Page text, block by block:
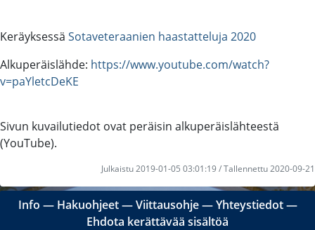
Keräyksessä Sotaveteraanien haastatteluja 2020
Alkuperäislähde: https://www.youtube.com/watch?
v=paYletcDeKE
Sivun kuvailutiedot ovat peräisin alkuperäislähteestä
(YouTube).
Julkaistu 2019-01-05 03:01:19 / Tallennettu 2020-09-21
Info ― Hakuohjeet―Viittausohje―Yhteystiedot―
Ehdota kerättävää sisältöä